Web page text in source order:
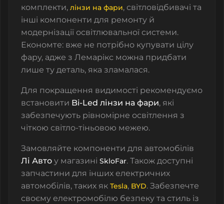
комплекти, лінзи на фари, світловідбивачі та
інші компоненти для ремонту й
модернізації освітлювальної системи.
Економте: вже не потрібно купувати цілу
фару, адже з Лемарікс можна придбати
лише ту деталь, яка зламалася.
Для покращення видимості рекомендуємо
встановити Bi-Led лінзи на фари, які
забезпечують рівномірне освітлення з
чіткою світло-тіньовою межею.
Замовляйте компоненти для автомобілів
Лі Авто у магазині SkloFar. Також доступні
запчастини для інших електричних
автомобілів, таких як Tesla, BYD. Забезпечте
своєму електромобілю безпеку та стиль із